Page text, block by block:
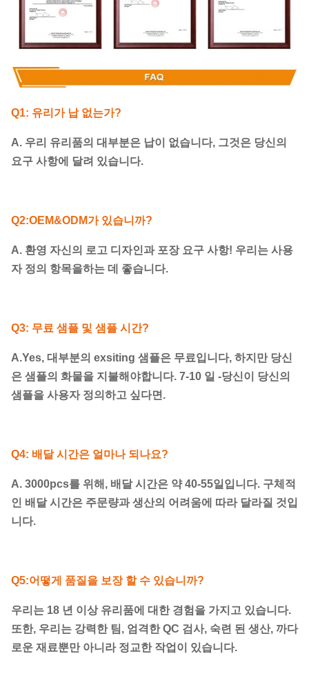
Q1: 유리가 납 없는가?
A. 우리 유리품의 대부분은 납이 없습니다, 그것은 당신의
요구 사항에 달려 있습니다.
Q2:OEM&ODM가 있습니까?
A. 환영 자신의 로고 디자인과 포장 요구 사항! 우리는 사용
자 정의 항목을하는 데 좋습니다.
Q3: 무료 샘플 및 샘플 시간?
A.Yes, 대부분의 exsiting 샘플은 무료입니다, 하지만 당신
은 샘플의 화물을 지불해야합니다. 7-10 일 -당신이 당신의
샘플을 사용자 정의하고 싶다면.
Q4: 배달 시간은 얼마나 되나요?
A. 3000pcs를 위해, 배달 시간은 약 40-55일입니다. 구체적
인 배달 시간은 주문량과 생산의 어려움에 따라 달라질 것입
니다.
Q5:어떻게 품질을 보장 할 수 있습니까?
우리는 18 년 이상 유리품에 대한 경험을 가지고 있습니다.
또한, 우리는 강력한 팀, 엄격한 QC 검사, 숙련 된 생산, 까다
로운 재료뿐만 아니라 정교한 작업이 있습니다.